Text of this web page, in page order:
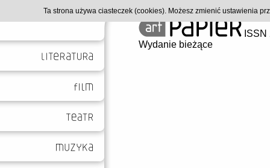
Wydanie bieżące
Ta strona używa ciasteczek (cookies). Możesz zmienić ustawienia